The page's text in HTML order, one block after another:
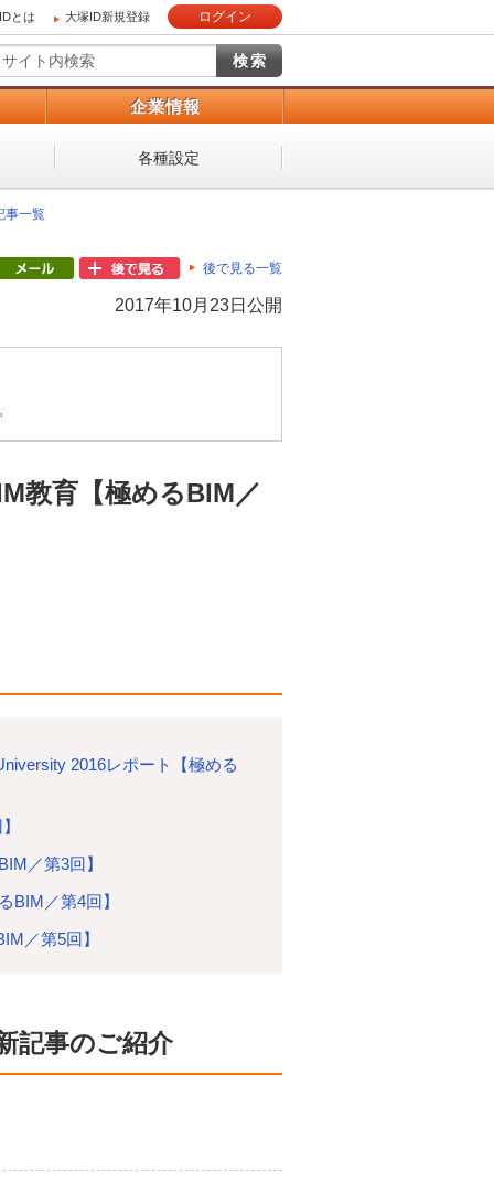
とは 大塚ID新規登録 ログイン
企業情報
各種設定
一覧
後で見る一覧
2017年10月23日公開
教育【極めるBIM／
2016レポート【極める
／第3回】
BIM／第4回】
／第5回】
記事のご紹介